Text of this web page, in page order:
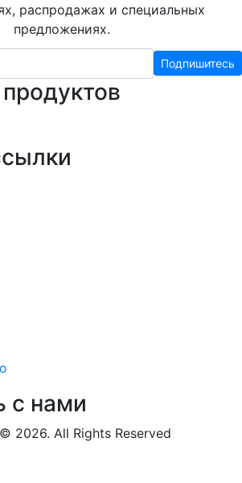
распродажах и специальных
предложениях.
Подпишитесь
с нами
2026. All Rights Reserved